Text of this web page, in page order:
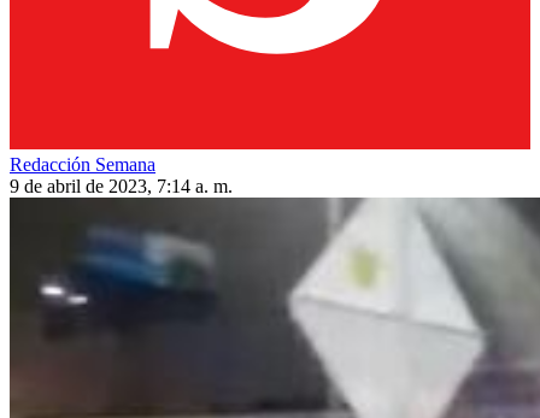
Redacción Semana
9 de abril de 2023, 7:14 a. m.